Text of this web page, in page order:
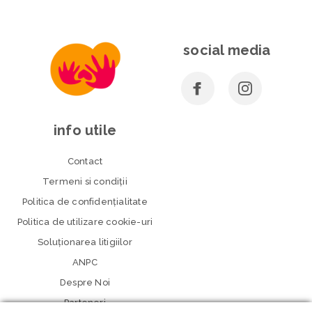
social media
info utile
Contact
Termeni si condiţii
Politica de confidenţialitate
Politica de utilizare cookie-uri
Soluționarea litigiilor
ANPC
Despre Noi
Parteneri